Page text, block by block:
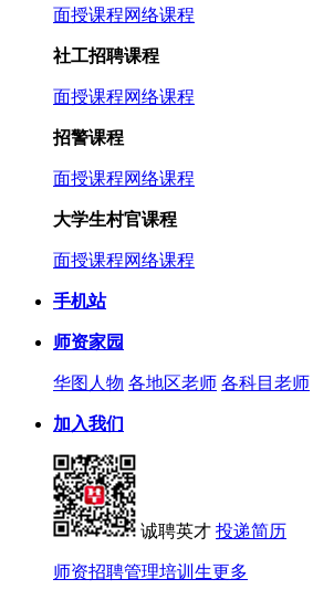
面授课程网络课程
社工招聘课程
面授课程网络课程
招警课程
面授课程网络课程
大学生村官课程
面授课程网络课程
手机站
师资家园
华图人物 各地区老师 各科目老师
加入我们
诚聘英才 投递简历
师资招聘管理培训生更多